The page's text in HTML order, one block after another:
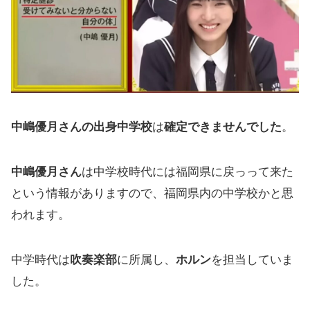
中嶋優月さんの出身中学校は確定できませんでした。
中嶋優月さんは中学校時代には福岡県に戻っって来た
という情報がありますので、福岡県内の中学校かと思
われます。
中学時代は吹奏楽部に所属し、 ホルンを担当していま
した。